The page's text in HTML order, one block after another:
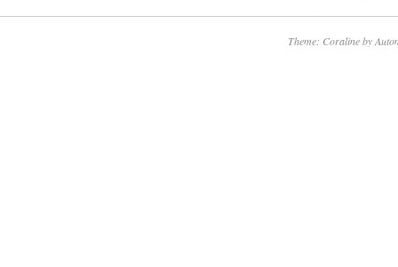
Theme: Coraline by